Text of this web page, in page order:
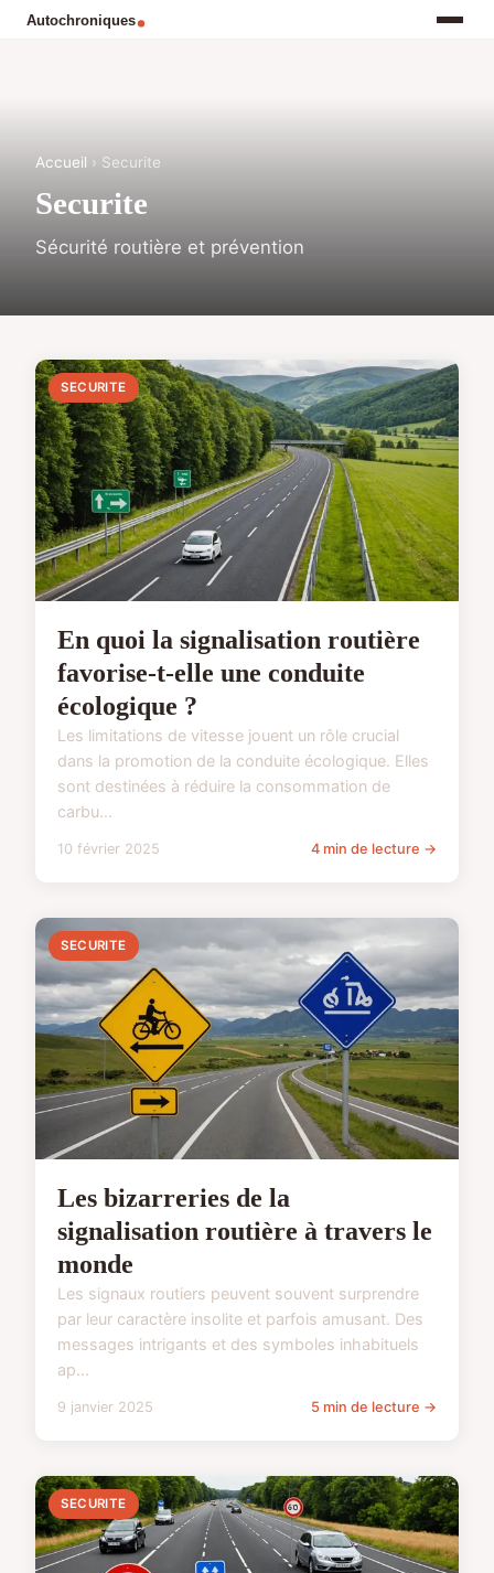
Accueil › Securite
Securite
Sécurité routière et prévention
SECURITE
En quoi la signalisation routière
favorise-t-elle une conduite
écologique ?
Les limitations de vitesse jouent un rôle crucial
dans la promotion de la conduite écologique. Elles
sont destinées à réduire la consommation de
carbu...
10 février 2025 4 min de lecture →
SECURITE
Les bizarreries de la
signalisation routière à travers le
monde
Les signaux routiers peuvent souvent surprendre
par leur caractère insolite et parfois amusant. Des
messages intrigants et des symboles inhabituels
ap...
9 janvier 2025 5 min de lecture →
SECURITE